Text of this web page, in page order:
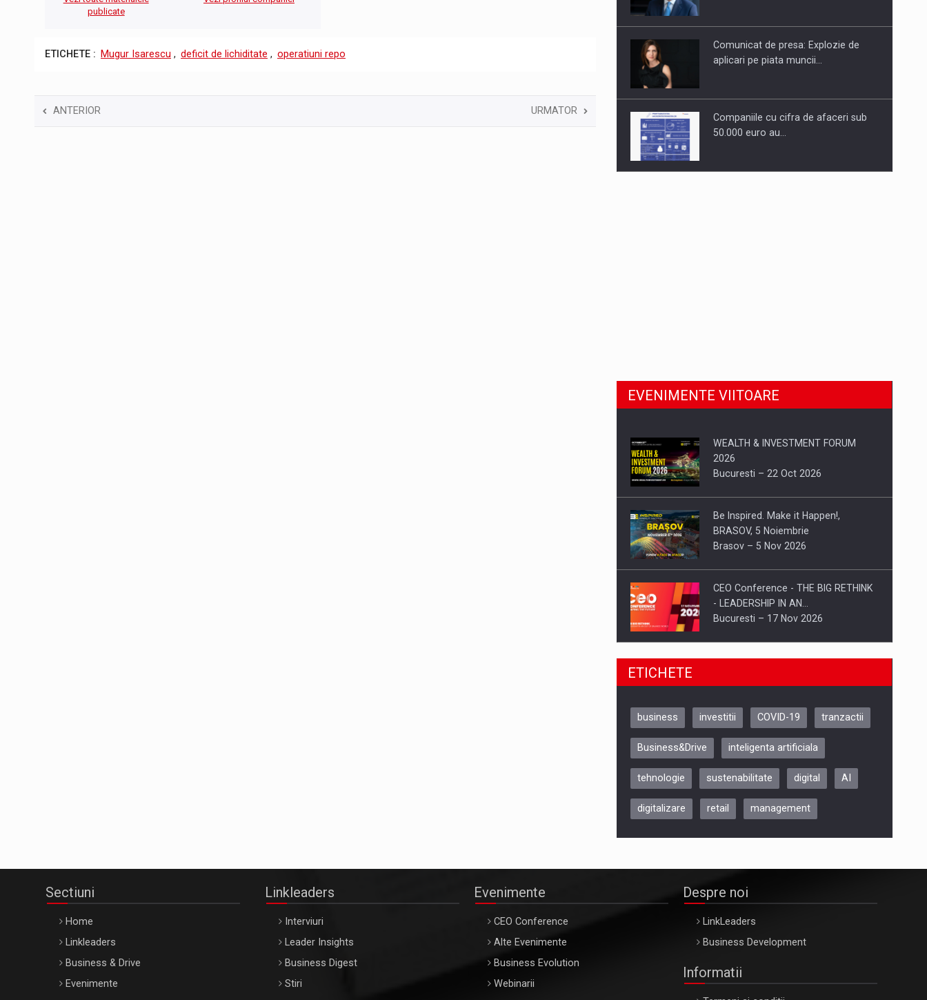
publicate
ETICHETE : Mugur Isarescu , deficit de lichiditate , operatiuni repo
ANTERIOR URMATOR
Comunicat de presa: Explozie de
aplicari pe piata muncii…
Companiile cu cifra de afaceri sub
50.000 euro au…
EVENIMENTE VIITOARE
WEALTH & INVESTMENT FORUM
2026
Bucuresti – 22 Oct 2026
Be Inspired. Make it Happen!,
BRASOV, 5 Noiembrie
Brasov – 5 Nov 2026
CEO Conference - THE BIG RETHINK
- LEADERSHIP IN AN…
Bucuresti – 17 Nov 2026
Be Inspired. Make it Happen!, CLUJ, 9
ARTEMIS LETO, ORADEA, 8
Oradea – 8 Oct 2026
ETICHETE
business investitii COVID-19 tranzactii
Business&Drive inteligenta artificiala
tehnologie sustenabilitate digital AI
digitalizare retail management
Sectiuni
Home
Linkleaders
Business & Drive
Evenimente
Linkleaders
Interviuri
Leader Insights
Business Digest
Stiri
Evenimente
CEO Conference
Alte Evenimente
Business Evolution
Webinarii
Despre noi
LinkLeaders
Business Development
Informatii